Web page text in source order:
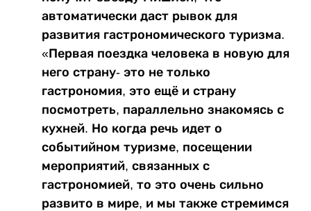
автоматически даст рывок для
развития гастрономического туризма.
«Первая поездка человека в новую для
него страну- это не только
гастрономия, это ещё и страну
посмотреть, параллельно знакомясь с
кухней. Но когда речь идет о
событийном туризме, посещении
мероприятий, связанных с
гастрономией, то это очень сильно
развито в мире, и мы также стремимся